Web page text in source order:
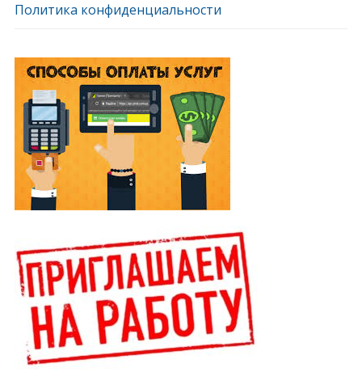
Политика конфиденциальности